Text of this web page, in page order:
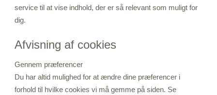
service til at vise indhold, der er så relevant som muligt for
dig.
Afvisning af cookies
Gennem præferencer
Du har altid mulighed for at ændre dine præferencer i
forhold til hvilke cookies vi må gemme på siden. Se